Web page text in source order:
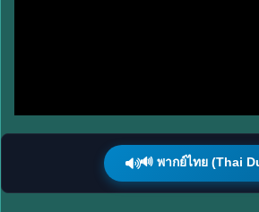
🔊 พากย์ไทย (Thai